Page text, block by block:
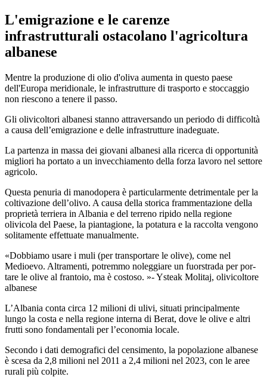
L'emigrazione e le carenze
infrastrutturali ostacolano l'agricoltura
albanese
Mentre la produzione di olio d'oliva aumenta in questo paese
dell'Europa meridionale, le infrastrutture di trasporto e stoccaggio
non riescono a tenere il passo.
Gli olivicoltori albanesi stanno attraversando un periodo di difficoltà
a causa dell’emigrazione e delle infrastrutture inadeguate.
La partenza in massa dei giovani albanesi alla ricerca di opportunità
migliori ha portato a un invecchiamento della forza lavoro nel settore
agricolo.
Questa penuria di manodopera è par­ti­cu­lar­mente de­tri­men­tale per la
col­tivazione dell’olivo. A causa della storica frammentazione della
proprietà terriera in Albania e del terreno ripido nella regione
olivicola del Paese, la piantagione, la potatura e la raccolta vengono
solitamente effettuate manualmente.
Dobbiamo usare i muli (per trans­portare le olive), come nel
Medioevo. Altra­menti, potremmo no­leggiare un fuor­strada per por­
tare le olive al frantoio, ma è costoso.
- Ysteak Molitaj, olivicoltore
albanese
L’Albania conta circa 12 milioni di ulivi, situati principalmente
lungo la costa e nella regione interna di Berat, dove le olive e altri
frutti sono fondamentali per l’economia locale.
Secondo i dati demografici del censimento, la popolazione albanese
è scesa da 2,8 milioni nel 2011 a 2,4 milioni nel 2023, con le aree
rurali più colpite.